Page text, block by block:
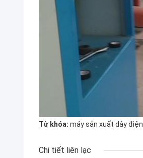
Từ khóa: máy sản xuất dây điện
Chi tiết liên lạc